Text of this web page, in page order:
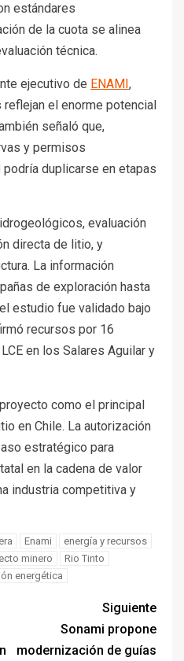
estándares
de la cuota se alinea
técnica.
ejecutivo de ENAMI ,
el enorme potencial
señaló que,
y permisos
duplicarse en etapas
evaluación
directa de litio, y
La información
de exploración hasta
estudio fue validado bajo
recursos por 16
en los Salares Aguilar y
como el principal
en Chile. La autorización
estratégico para
en la cadena de valor
industria competitiva y
Enami
energía y recursos
minero
Rio Tinto
energética
Siguiente
Sonami propone
modernización de guías